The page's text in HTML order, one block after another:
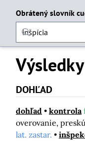
Obrátený slovník
DOHĽAD
dohľad kontrola
overovanie,
lat. zastar.